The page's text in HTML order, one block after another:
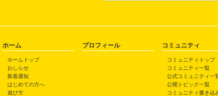
ホーム
ホームトップ
おしらせ
新着通知
はじめての方へ
遊び方
プロフィール コミュニティ
コミュニティトップ
コミュニティ一覧
公式コミュニティ一
公開トピック一覧
コミュニティ書き込